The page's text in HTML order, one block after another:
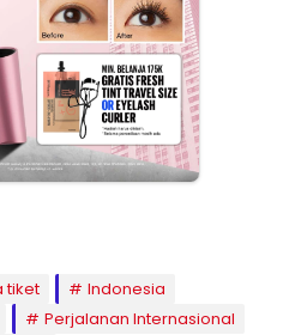
tiket
Indonesia
Perjalanan Internasional